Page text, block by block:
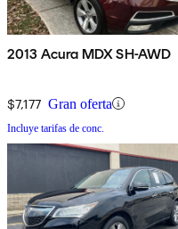
2013 Acura MDX SH-AWD
$7,177 Gran oferta
Incluye tarifas de conc.